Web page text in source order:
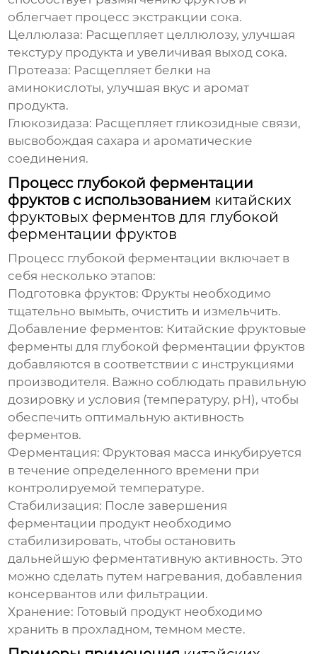
облегчает процесс экстракции сока.
Целлюлаза: Расщепляет целлюлозу, улучшая
текстуру продукта и увеличивая выход сока.
Протеаза: Расщепляет белки на
аминокислоты, улучшая вкус и аромат
продукта.
Глюкозидаза: Расщепляет гликозидные связи,
высвобождая сахара и ароматические
соединения.
Процесс глубокой ферментации
фруктов с использованием китайских
фруктовых ферментов для глубокой
ферментации фруктов
Процесс глубокой ферментации включает в
себя несколько этапов:
Подготовка фруктов: Фрукты необходимо
тщательно вымыть, очистить и измельчить.
Добавление ферментов: Китайские фруктовые
ферменты для глубокой ферментации фруктов
добавляются в соответствии с инструкциями
производителя. Важно соблюдать правильную
дозировку и условия (температуру, pH), чтобы
обеспечить оптимальную активность
ферментов.
Ферментация: Фруктовая масса инкубируется
в течение определенного времени при
контролируемой температуре.
Стабилизация: После завершения
ферментации продукт необходимо
стабилизировать, чтобы остановить
дальнейшую ферментативную активность. Это
можно сделать путем нагревания, добавления
консервантов или фильтрации.
Хранение: Готовый продукт необходимо
хранить в прохладном, темном месте.